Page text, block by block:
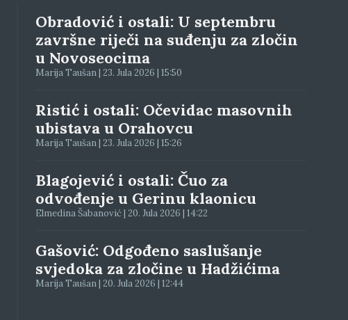
Obradović i ostali: U septembru
završne riječi na suđenju za zločin
u Novoseocima
Marija Taušan | 23. Jula 2026 | 15:50
Ristić i ostali: Očevidac masovnih
ubistava u Orahovcu
Marija Taušan | 23. Jula 2026 | 15:26
Blagojević i ostali: Čuo za
odvođenje u Gerinu klaonicu
Elmedina Šabanović | 20. Jula 2026 | 14:22
Gašović: Odgođeno saslušanje
svjedoka za zločine u Hadžićima
Marija Taušan | 20. Jula 2026 | 12:44